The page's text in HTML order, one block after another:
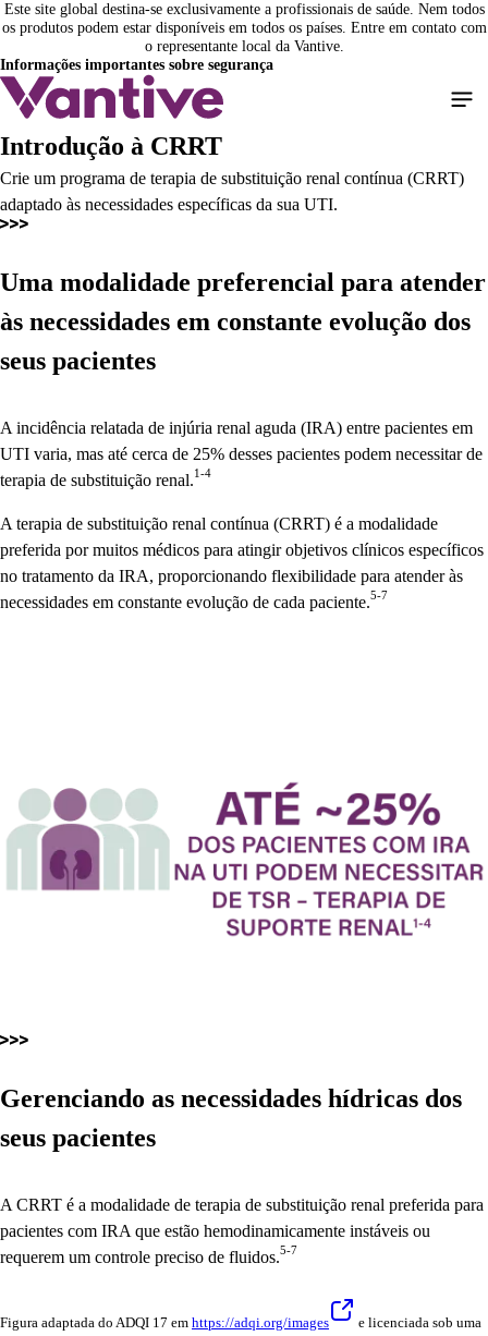
Pular
para
o
conteúdo
principal
Este site global destina-se exclusivamente a profissionais de saúde. Nem todos
os produtos podem estar disponíveis em todos os países. Entre em contato com
o representante local da Vantive.
Informações importantes sobre segurança
Introdução à CRRT
Crie um programa de terapia de substituição renal contínua (CRRT)
adaptado às necessidades específicas da sua UTI.
Uma modalidade preferencial para atender
às necessidades em constante evolução dos
seus pacientes
A incidência relatada de injúria renal aguda (IRA) entre pacientes em
UTI varia, mas até cerca de 25% desses pacientes podem necessitar de
terapia de substituição renal.1-4
A terapia de substituição renal contínua (CRRT) é a modalidade
preferida por muitos médicos para atingir objetivos clínicos específicos
no tratamento da IRA, proporcionando flexibilidade para atender às
necessidades em constante evolução de cada paciente.5-7
Gerenciando as necessidades hídricas dos
seus pacientes
A CRRT é a modalidade de terapia de substituição renal preferida para
pacientes com IRA que estão hemodinamicamente instáveis ou
requerem um controle preciso de fluidos.5-7
Figura adaptada do ADQI 17 em https://adqi.org/images
e licenciada sob uma